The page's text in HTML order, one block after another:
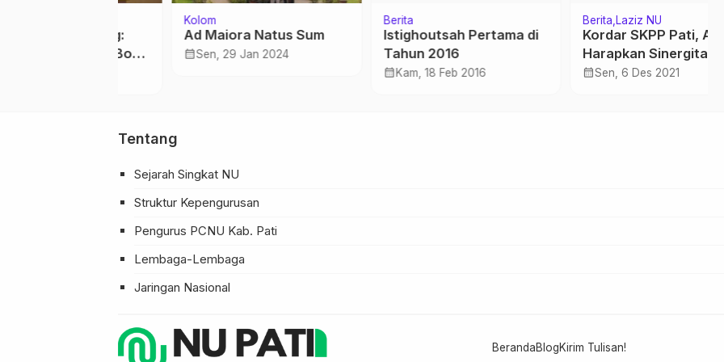
Ad Maiora Natus Sum
calendar_monthSen, 29 Jan 2024
Istighoutsah Pertama di
Tahun 2016
Kam, 18 Feb 2016
Laziz NU
Kordar SKPP Pati, Alumni
Harapkan Sinergitas
Sen, 6 Des 2021
Tentang
Sejarah Singkat NU
Struktur Kepengurusan
Pengurus PCNU Kab. Pati
Lembaga-Lembaga
Jaringan Nasional
BerandaBlogKirim Tulisan!